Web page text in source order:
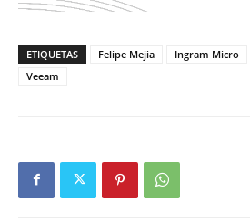
ETIQUETAS Felipe Mejia Ingram Micro
Veeam